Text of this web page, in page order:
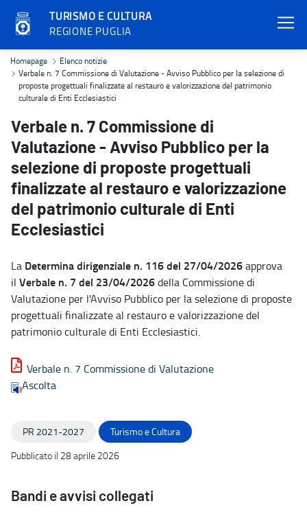
TURISMO E CULTURA
REGIONE PUGLIA
Verbale n. 7 Commissione di Valutazione - Avviso Pubblico per
Homepage
Elenco notizie
Verbale n. 7 Commissione di Valutazione - Avviso Pubblico per la selezione di
proposte progettuali finalizzate al restauro e valorizzazione del patrimonio
culturale di Enti Ecclesiastici
Verbale n. 7 Commissione di
Valutazione - Avviso Pubblico per la
selezione di proposte progettuali
finalizzate al restauro e valorizzazione
del patrimonio culturale di Enti
Ecclesiastici
La Determina dirigenziale n. 116 del 27/04/2026approva
il Verbale n. 7 del 23/04/2026della Commissione di
Valutazione per l'Avviso Pubblico per la selezione di proposte
progettuali finalizzate al restauro e valorizzazione del
patrimonio culturale di Enti Ecclesiastici.
Verbale n. 7 Commissione di Valutazione
Ascolta
PR 2021-2027
Turismo e Cultura
Pubblicato il 28 aprile 2026
Bandi e avvisi collegati